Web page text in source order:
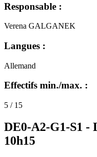
Responsable :
Verena GALGANEK
Langues :
Allemand
Effectifs min./max. :
5 / 15
DE0-A2-G1-S1 -
10h15